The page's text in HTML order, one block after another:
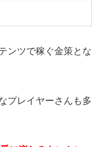
ンツで稼ぐ金策とな
プレイヤーさんも多